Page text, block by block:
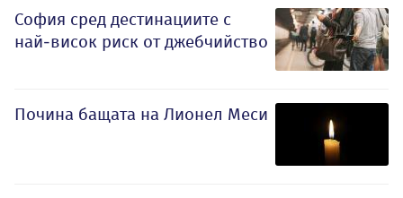
София сред дестинациите с
най-висок риск от джебчийство
Почина бащата на Лионел Меси